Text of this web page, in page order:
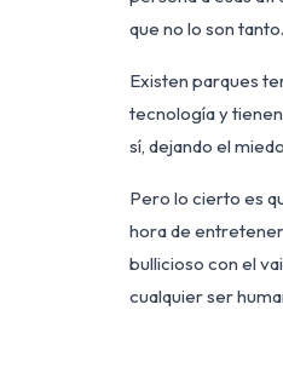
que no lo son tanto.
Existen parques
tecnología y
sí, dejando el
Pero lo cierto es
hora de
bullicioso con el
cualquier ser